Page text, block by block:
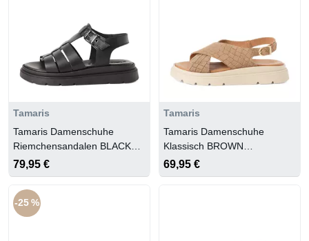
Tamaris
Tamaris Damenschuhe
Riemchensandalen BLACK
LEATHER
79,95 €
Tamaris
Tamaris Damenschuhe
Klassisch BROWN
STRCTURE
69,95 €
-25 %